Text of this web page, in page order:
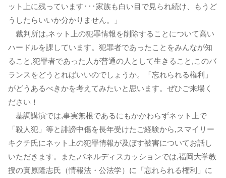
ット上に残っています･･･家族も白い目で見られ続け、もうど
うしたらいいか分かりません。」
裁判所は,ネット上の犯罪情報を削除することについて高い
ハードルを課しています。犯罪者であったことをみんなが知
ること,犯罪者であった人が普通の人として生きること,このバ
ランスをどうとればいいのでしょうか。「忘れられる権利」
がどうあるべきかを考えてみたいと思います。ぜひご来場く
ださい！
基調講演では,事実無根であるにもかかわらずネット上で
「殺人犯」等と誹謗中傷を長年受けたご経験から,スマイリー
キクチ氏にネット上の犯罪情報が及ぼす被害についてお話し
いただきます。また,パネルディスカッションでは,福岡大学教
授の實原隆志氏（情報法・公法学）に「忘れられる権利」に